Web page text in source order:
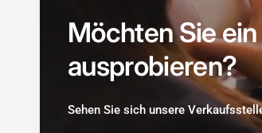
Möchten Sie
ausprobieren?
Sehen Sie sich unsere